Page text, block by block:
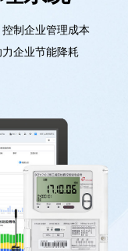
制企业管理成本
企业节能降耗